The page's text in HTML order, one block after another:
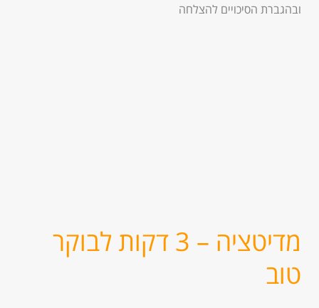
ובהגברת הסיכויים להצלחה
מדיטציה – 3 דקות לבוקר
טוב